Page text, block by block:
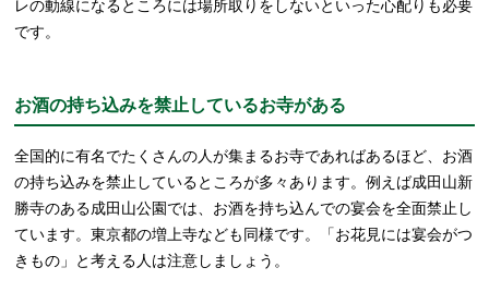
レの動線になるところには場所取りをしないといった心配りも必要
です。
お酒の持ち込みを禁止しているお寺がある
全国的に有名でたくさんの人が集まるお寺であればあるほど、お酒
の持ち込みを禁止しているところが多々あります。例えば成田山新
勝寺のある成田山公園では、お酒を持ち込んでの宴会を全面禁止し
ています。東京都の増上寺なども同様です。「お花見には宴会がつ
きもの」と考える人は注意しましょう。